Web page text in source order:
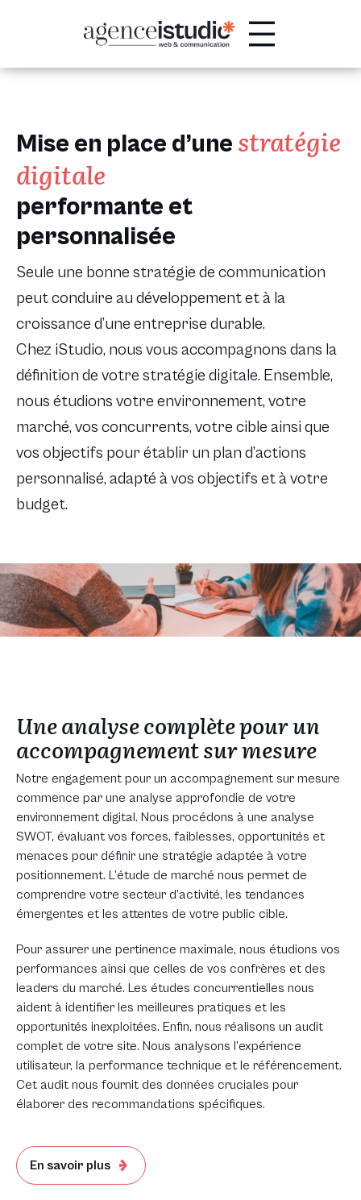
Mise en place d’une stratégie
digitale
performante et
personnalisée
Seule une bonne stratégie de communication
peut conduire au développement et à la
croissance d’une entreprise durable.
Chez iStudio, nous vous accompagnons dans la
définition de votre stratégie digitale. Ensemble,
nous étudions votre environnement, votre
marché, vos concurrents, votre cible ainsi que
vos objectifs pour établir un plan d’actions
personnalisé, adapté à vos objectifs et à votre
budget.
Une analyse complète pourun
accompagnement sur mesure
Notre engagement pour un accompagnement sur mesure
commence par une analyse approfondie de votre
environnement digital. Nous procédons à une analyse
SWOT, évaluant vos forces, faiblesses, opportunités et
menaces pour définir une stratégie adaptée à votre
positionnement. L’étude de marché nous permet de
comprendre votre secteur d’activité, les tendances
émergentes et les attentes de votre public cible.
Pour assurer une pertinence maximale, nous étudions vos
performances ainsi que celles de vos confrères et des
leaders du marché. Les études concurrentielles nous
aident à identifier les meilleures pratiques et les
opportunités inexploitées. Enfin, nous réalisons un audit
complet de votre site. Nous analysons l’expérience
utilisateur, la performance technique et le référencement.
Cet audit nous fournit des données cruciales pour
élaborer des recommandations spécifiques.
En savoir plus